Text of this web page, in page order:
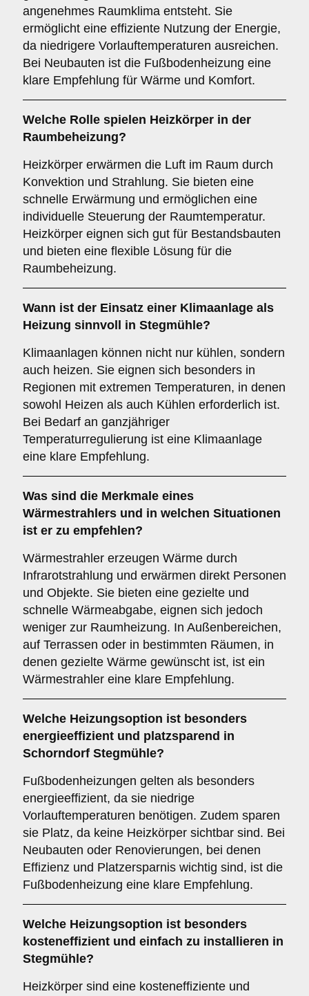
angenehmes Raumklima entsteht. Sie
ermöglicht eine effiziente Nutzung der Energie,
da niedrigere Vorlauftemperaturen ausreichen.
Bei Neubauten ist die Fußbodenheizung eine
klare Empfehlung für Wärme und Komfort.
Welche Rolle spielen Heizkörper in der
Raumbeheizung?
Heizkörper erwärmen die Luft im Raum durch
Konvektion und Strahlung. Sie bieten eine
schnelle Erwärmung und ermöglichen eine
individuelle Steuerung der Raumtemperatur.
Heizkörper eignen sich gut für Bestandsbauten
und bieten eine flexible Lösung für die
Raumbeheizung.
Wann ist der Einsatz einer Klimaanlage als
Heizung sinnvoll in Stegmühle?
Klimaanlagen können nicht nur kühlen, sondern
auch heizen. Sie eignen sich besonders in
Regionen mit extremen Temperaturen, in denen
sowohl Heizen als auch Kühlen erforderlich ist.
Bei Bedarf an ganzjähriger
Temperaturregulierung ist eine Klimaanlage
eine klare Empfehlung.
Was sind die Merkmale eines
Wärmestrahlers und in welchen Situationen
ist er zu empfehlen?
Wärmestrahler erzeugen Wärme durch
Infrarotstrahlung und erwärmen direkt Personen
und Objekte. Sie bieten eine gezielte und
schnelle Wärmeabgabe, eignen sich jedoch
weniger zur Raumheizung. In Außenbereichen,
auf Terrassen oder in bestimmten Räumen, in
denen gezielte Wärme gewünscht ist, ist ein
Wärmestrahler eine klare Empfehlung.
Welche Heizungsoption ist besonders
energieeffizient und platzsparend in
Schorndorf Stegmühle?
Fußbodenheizungen gelten als besonders
energieeffizient, da sie niedrige
Vorlauftemperaturen benötigen. Zudem sparen
sie Platz, da keine Heizkörper sichtbar sind. Bei
Neubauten oder Renovierungen, bei denen
Effizienz und Platzersparnis wichtig sind, ist die
Fußbodenheizung eine klare Empfehlung.
Welche Heizungsoption ist besonders
kosteneffizient und einfach zu installieren in
Stegmühle?
Heizkörper sind eine kosteneffiziente und